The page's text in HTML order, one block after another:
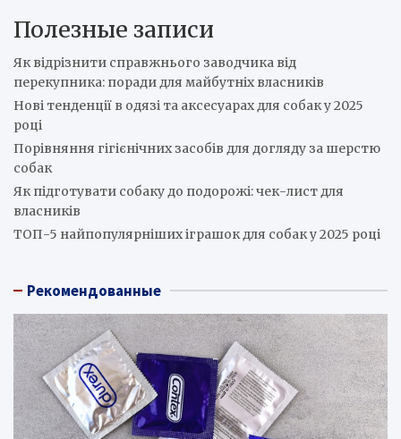
Полезные записи
Як відрізнити справжнього заводчика від
перекупника: поради для майбутніх власників
Нові тенденції в одязі та аксесуарах для собак у 2025
році
Порівняння гігієнічних засобів для догляду за шерстю
собак
Як підготувати собаку до подорожі: чек-лист для
власників
ТОП-5 найпопулярніших іграшок для собак у 2025 році
Рекомендованные